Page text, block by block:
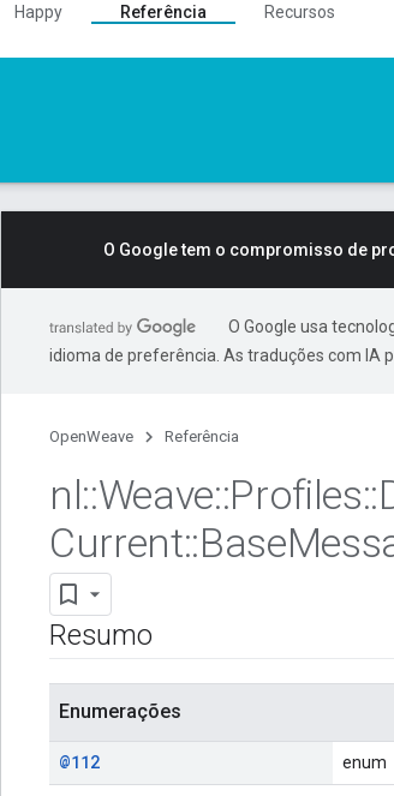
Happy Referência Recursos
O Google tem o compromisso de
O Google usa
idioma de preferência. As traduções com IA
OpenWeave Referência
nl::Weave::Profiles::
Current::Base
Resumo
Enumerações
@112 enum